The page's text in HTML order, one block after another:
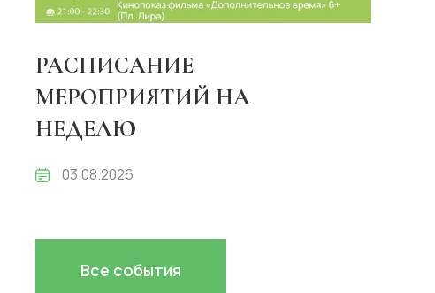
РАСПИСАНИЕ
МЕРОПРИЯТИЙ НА
НЕДЕЛЮ
03.08.2026
Все события